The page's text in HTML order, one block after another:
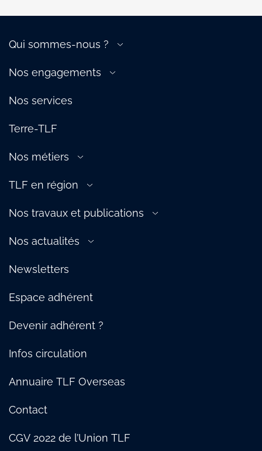
Qui sommes-nous ?
Gouvernance
Nos équipes
Écosystème
Nos engagements
Compétitivité de la filière
Attractivité de la filière
Nos services
Terre-TLF
Nos métiers
Douane
Ferroviaire
Maritime
TRM
TLF en région
TLF Ile-de-France, Centre & Ouest
TLF Normandie
TLF Hauts-de-France
TLF Sud-Ouest
TLF Pays de Savoie
Nos travaux et publications
Logistique urbaine : notre Manifeste
Protection des salariés : notre guide des bonnes pratiques
Nos actualités
Témoignages
Nos temps forts
Newsletters
Espace adhérent
Devenir adhérent ?
Infos circulation
Annuaire TLF Overseas
Contact
CGV 2022 de l’Union TLF